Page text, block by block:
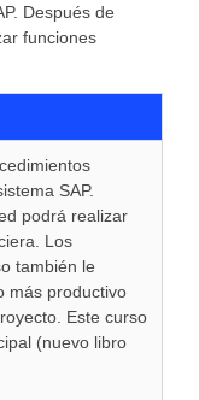
Después de
funciones
SAP.
podrá realizar
Los
también le
más productivo
Este curso
(nuevo libro